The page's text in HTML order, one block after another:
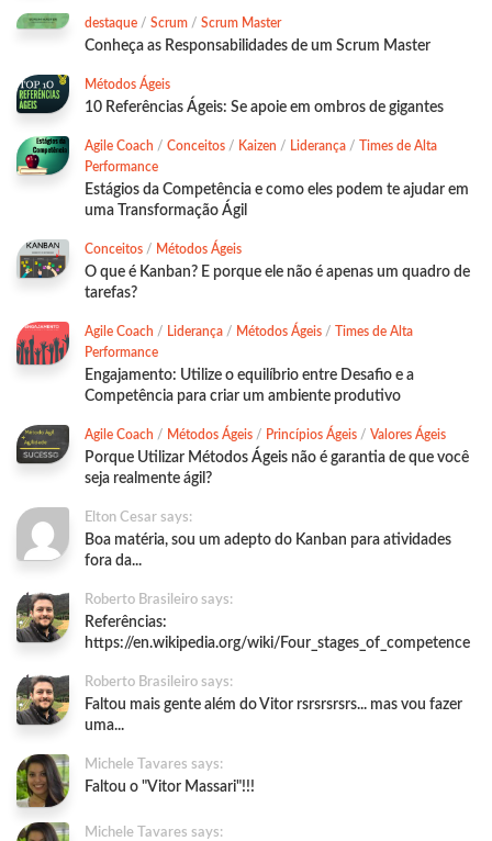
destaque / Scrum / Scrum Master
Conheça as Responsabilidades de um Scrum Master
Métodos Ágeis
10 Referências Ágeis: Se apoie em ombros de gigantes
Agile Coach / Conceitos / Kaizen / Liderança / Times de Alta
Performance
Estágios da Competência e como eles podem te ajudar em
uma Transformação Ágil
Conceitos / Métodos Ágeis
O que é Kanban? E porque ele não é apenas um quadro de
tarefas?
Agile Coach / Liderança / Métodos Ágeis / Times de Alta
Performance
Engajamento: Utilize o equilíbrio entre Desafio e a
Competência para criar um ambiente produtivo
Agile Coach / Métodos Ágeis / Princípios Ágeis / Valores Ágeis
Porque Utilizar Métodos Ágeis não é garantia de que você
seja realmente ágil?
Elton Cesar says:
Boa matéria, sou um adepto do Kanban para atividades
fora da...
Roberto Brasileiro says:
Referências:
https://en.wikipedia.org/wiki/Four_stages_of_competence
Roberto Brasileiro says:
Faltou mais gente além do Vitor rsrsrsrsrs... mas vou fazer
uma...
Michele Tavares says:
Faltou o "Vitor Massari"!!!
Michele Tavares says: